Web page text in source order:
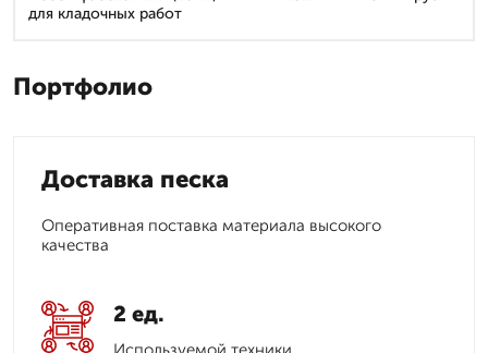
для кладочных работ
Портфолио
Доставка песка
Оперативная поставка материала высокого
качества
2 ед.